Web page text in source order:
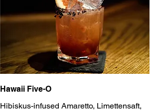
Hawaii Five-O
Hibiskus-infused Amaretto, Limettensaft,